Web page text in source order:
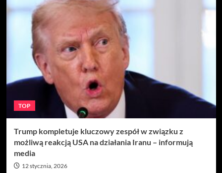
TOP
Trump kompletuje kluczowy zespół w związku z
możliwą reakcją USA na działania Iranu – informują
media
12 stycznia, 2026